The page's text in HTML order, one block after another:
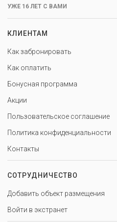
УЖЕ 16 ЛЕТ С ВАМИ
КЛИЕНТАМ
Как забронировать
Как оплатить
Бонусная программа
Акции
Пользовательское соглашение
Политика конфиденциальности
Контакты
СОТРУДНИЧЕСТВО
Добавить объект размещения
Войти в экстранет